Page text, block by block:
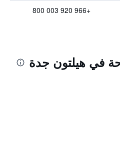
+966 920 003 800
في هيلتون جدة